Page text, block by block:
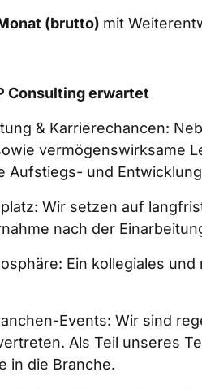
(brutto) mit
Consulting erwartet
& Karrierechancen:
vermögenswirksame
Aufstiegs- und
Wir setzen auf
nach der
Ein kollegiales
Events: Wir sind
Als Teil unseres
in die Branche.